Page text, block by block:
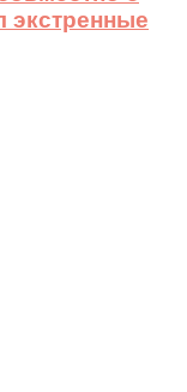
экстренные